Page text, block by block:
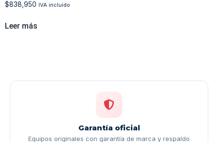
$838,950 IVA incluido
Leer más
Garantía oficial
Equipos originales con garantía de marca y respaldo